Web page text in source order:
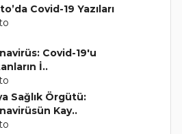
Covid-19 Yazıları
Covid-19'u
İ..
Sağlık Örgütü:
Kay..